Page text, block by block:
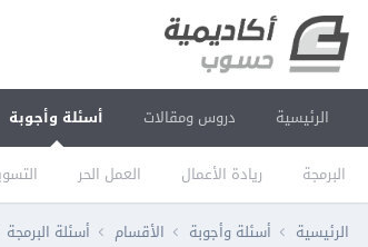
الرئيسية دروس ومقالات أسئلة وأجوبة
البرمجة ريادة الأعمال العمل الحر
الرئيسية أسئلة وأجوبة الأقسام أسئلة البرمجة